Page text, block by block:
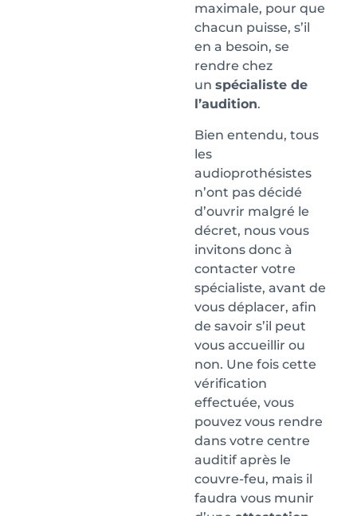
maximale, pour que
chacun puisse, s’il
en a besoin, se
rendre chez
un spécialiste de
l’audition.
Bien entendu, tous
les
audioprothésistes
n’ont pas décidé
d’ouvrir malgré le
décret, nous vous
invitons donc à
contacter votre
spécialiste, avant de
vous déplacer, afin
de savoir s’il peut
vous accueillir ou
non. Une fois cette
vérification
effectuée, vous
pouvez vous rendre
dans votre centre
auditif après le
couvre-feu, mais il
faudra vous munir